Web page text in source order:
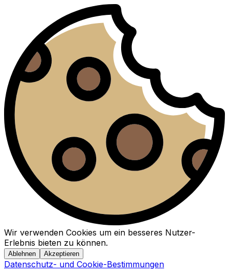
Wir verwenden Cookies um ein besseres Nutzer-
Erlebnis bieten zu können.
Ablehnen Akzeptieren
Datenschutz- und Cookie-Bestimmungen